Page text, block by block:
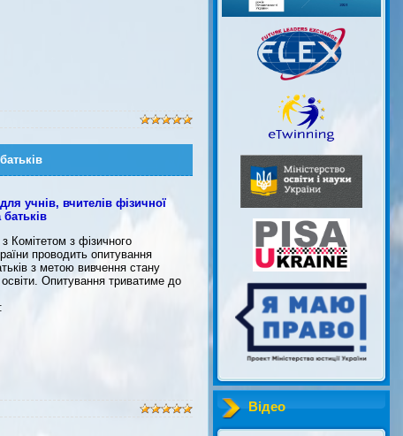
учнів, вчителів фізичної
Комітетом з фізичного
проводить опитування
з метою вивчення стану
Опитування триватиме до
Відео